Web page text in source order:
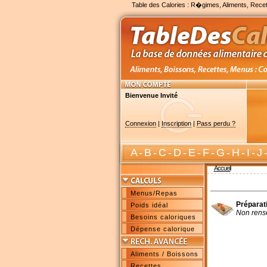
Table des Calories : R�gimes, Aliments,
Bienvenue Invité
Connexion| Inscription| Pass perdu ?
A-B-C-D-E-F-G-H-I-J
Accueil
Menus/Repas
Poids idéal
Besoins caloriques
Dépense calorique
Aliments / Boissons
Non